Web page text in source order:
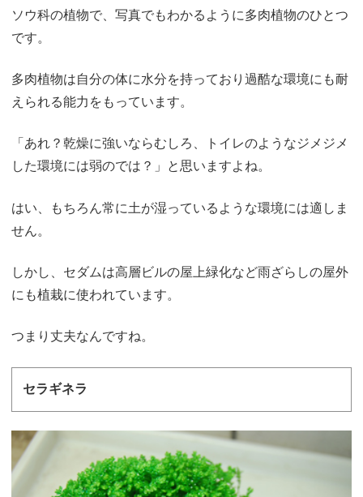
ソウ科の植物で、写真でもわかるように多肉植物のひとつ
です。
多肉植物は自分の体に水分を持っており過酷な環境にも耐
えられる能力をもっています。
「あれ？乾燥に強いならむしろ、トイレのようなジメジメ
した環境には弱のでは？」と思いますよね。
はい、もちろん常に土が湿っているような環境には適しま
せん。
しかし、セダムは高層ビルの屋上緑化など雨ざらしの屋外
にも植栽に使われています。
つまり丈夫なんですね。
セラギネラ